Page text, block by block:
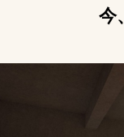
今